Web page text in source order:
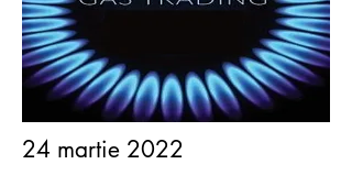
24 martie 2022